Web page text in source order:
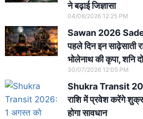
ने बढ़ाई जिज्ञासा
04/08/2026 12:25 PM
Sawan 2026
पहले दिन इन साढ़ेसाती
भोलेनाथ की कृपा, शनि
30/07/2026 12:05 PM
Shukra Transit
राशि में प्रवेश करेंगे
होगा सावधान